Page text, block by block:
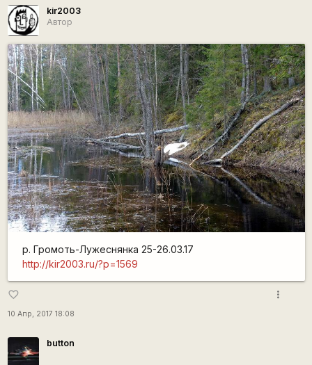
kir2003
Автор
р. Громоть-Лужеснянка 25-26.03.17
http://kir2003.ru/?p=1569
favorite_border
10 Апр, 2017 18:08
more_vert
button